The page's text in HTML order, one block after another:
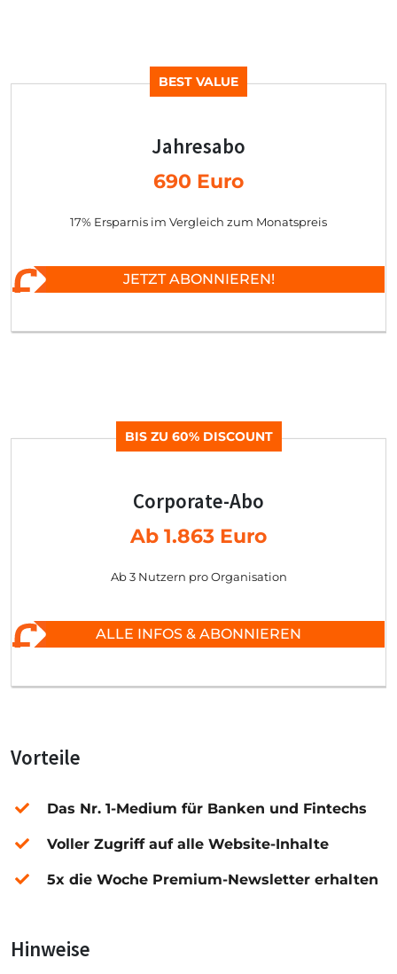
BEST VALUE
Jahresabo
690 Euro
17% Ersparnis im Vergleich zum Monatspreis
JETZT ABONNIEREN!
BIS ZU 60% DISCOUNT
Corporate-Abo
Ab 1.863 Euro
Ab 3 Nutzern pro Organisation
ALLE INFOS & ABONNIEREN
Vorteile
Das Nr. 1-Medium für Banken und Fintechs
Voller Zugriff auf alle Website-Inhalte
5x die Woche Premium-Newsletter erhalten
Hinweise